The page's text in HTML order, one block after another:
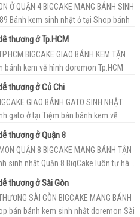
Ở QUẬN 4 BIGCAKE MANG BÁNH SINH
Bánh kem sinh nhật ở tại Shop bánh
thương ở Tp.HCM
BIGCAKE GIAO BÁNH KEM TẬN
bánh kem vẽ hình doremon Tp.HCM
thương ở Củ Chi
GIAO BÁNH GATO SINH NHẬT
gato ở tại Tiệm bán bánh kem vẽ
thương ở Quận 8
QUẬN 8 BIGCAKE MANG BÁNH TẬN
sinh nhật Quận 8 BigCake luôn tự hà...
thương ở Sài Gòn
SÀI GÒN BIGCAKE MANG BÁNH
bán bánh kem sinh nhật doremon Sài